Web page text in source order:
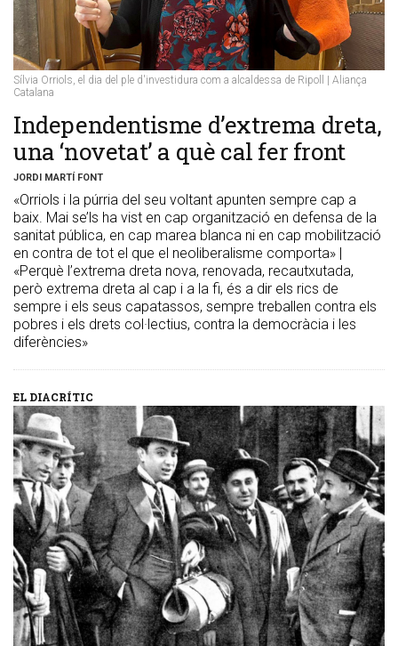
Sílvia Orriols, el dia del ple d'investidura com a alcaldessa de Ripoll | Aliança
Catalana
​Independentisme d’extrema dreta,
una ‘novetat’ a què cal fer front
JORDI MARTÍ FONT
«Orriols i la púrria del seu voltant apunten sempre cap a
baix. Mai se’ls ha vist en cap organització en defensa de la
sanitat pública, en cap marea blanca ni en cap mobilització
en contra de tot el que el neoliberalisme comporta» |
«Perquè l’extrema dreta nova, renovada, recautxutada,
però extrema dreta al cap i a la fi, és a dir els rics de
sempre i els seus capatassos, sempre treballen contra els
pobres i els drets col·lectius, contra la democràcia i les
diferències»
EL DIACRÍTIC